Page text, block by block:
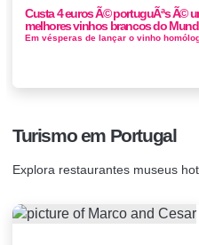
Custa 4 euros Ã© portuguÃªs Ã©
melhores vinhos brancos do
Turismo em Portugal
Explora restaurantes museus